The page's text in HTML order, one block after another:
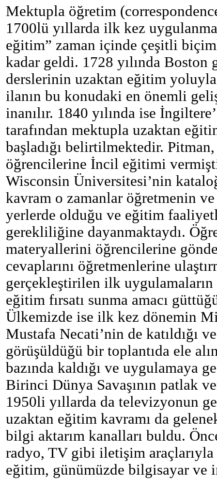
Mektupla öğretim
1700lü yıllarda ilk kez
eğitim” zaman içinde çeşitli
kadar geldi. 1728 yılında Boston
derslerinin uzaktan eğitim
ilanın bu konudaki en önemli
inanılır. 1840 yılında ise
tarafından mektupla uzaktan
başladığı belirtilmektedir.
öğrencilerine İncil eğitimi
Wisconsin Üniversitesi’nin
kavram o zamanlar öğretmenin
yerlerde olduğu ve eğitim
gerekliliğine dayanmaktaydı.
materyallerini öğrencilerine
cevaplarını öğretmenlerine
gerçekleştirilen ilk uygulamaların
eğitim fırsatı sunma amacı
Ülkemizde ise ilk kez dönemin
Mustafa Necati’nin de katıldığı
görüşüldüğü bir toplantıda ele
bazında kaldığı ve uygulamaya
Birinci Dünya Savaşının patlak
1950li yıllarda da televizyonun
uzaktan eğitim kavramı da
bilgi aktarım kanalları buldu.
radyo, TV gibi iletişim
eğitim, günümüzde bilgisayar ve